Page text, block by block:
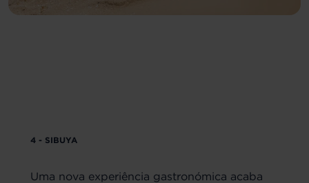
4 - SIBUYA
Uma nova experiência gastronómica acaba